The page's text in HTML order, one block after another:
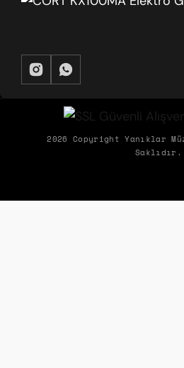
BIZDEN HABERDAR
hem de müşterileriyle kurduğu
2026 Copyright Yanıklar
Saklıdır.